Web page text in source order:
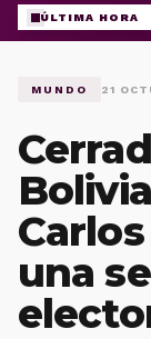
ÚLTIMA HORA
MUNDO 21
una